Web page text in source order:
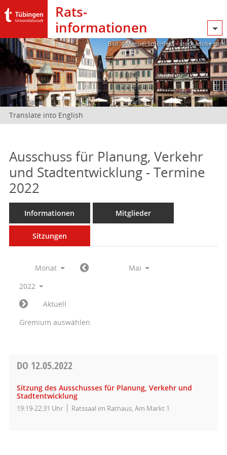
Rats­
informationen
Bild: @Manuel Schönfeld – stock.adobe.com
Translate into English
Ausschuss für Planung, Verkehr
und Stadtentwicklung - Termine
2022
Informationen Mitglieder
Sitzungen
Monat
Mai
2022
Aktuell
Gremium auswählen
DO 12.05.2022
Sitzung des Ausschusses für Planung, Verkehr und
Stadtentwicklung
19:19-22:31 Uhr Ratssaal im Rathaus, Am Markt 1